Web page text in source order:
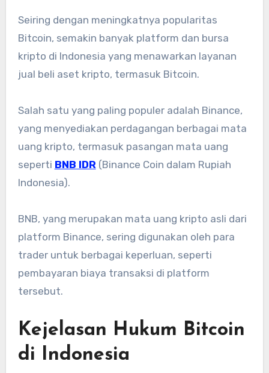
Seiring dengan meningkatnya popularitas
Bitcoin, semakin banyak platform dan bursa
kripto di Indonesia yang menawarkan layanan
jual beli aset kripto, termasuk Bitcoin.
Salah satu yang paling populer adalah Binance,
yang menyediakan perdagangan berbagai mata
uang kripto, termasuk pasangan mata uang
seperti BNB IDR (Binance Coin dalam Rupiah
Indonesia).
BNB, yang merupakan mata uang kripto asli dari
platform Binance, sering digunakan oleh para
trader untuk berbagai keperluan, seperti
pembayaran biaya transaksi di platform
tersebut.
Kejelasan Hukum Bitcoin
di Indonesia